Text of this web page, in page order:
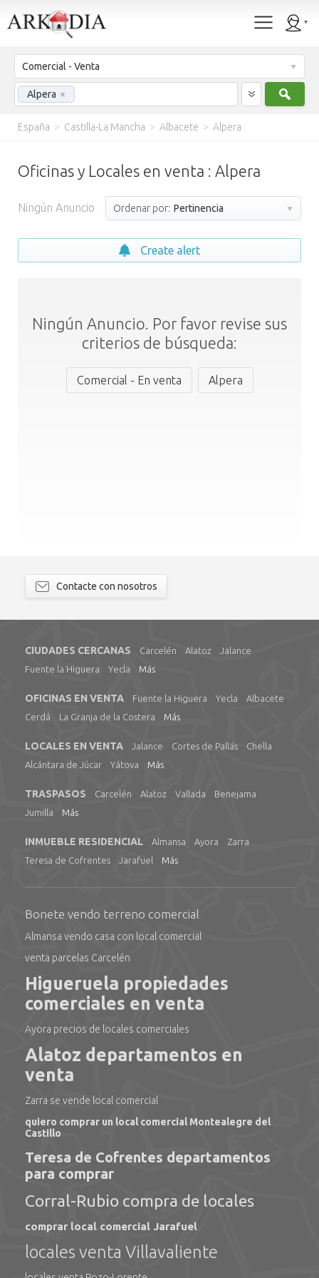
Comercial - Venta
Alpera ×
España > Castilla-La Mancha > Albacete > Alpera
Oficinas y Locales en venta : Alpera
Ningún Anuncio Ordenar por: Pertinencia
Create alert
Ningún Anuncio. Por favor revise sus
criterios de búsqueda:
Comercial - En venta Alpera
Contacte con nosotros
CIUDADES CERCANAS Carcelén Alatoz
Jalance
Fuente la Higuera
Yecla Más
OFICINAS EN VENTA Fuente la Higuera Yecla
Albacete
Cerdá
La Granja de la Costera Más
LOCALES EN VENTA Jalance Cortes de Pallás
Chella
Alcántara de Júcar
Yátova Más
TRASPASOS Carcelén Alatoz Vallada
Benejama
Jumilla
Más
INMUEBLE RESIDENCIAL Almansa Ayora
Zarra
Teresa de Cofrentes
Jarafuel Más
Bonete vendo terreno comercial
Almansa vendo casa con local comercial
venta parcelas Carcelén
Higueruela propiedades
comerciales en venta
Ayora precios de locales comerciales
Alatoz departamentos en
venta
Zarra se vende local comercial
quiero comprar un local comercial Montealegre del
Castillo
Teresa de Cofrentes departamentos
para comprar
Corral-Rubio compra de locales
comprar local comercial Jarafuel
locales venta Villavaliente